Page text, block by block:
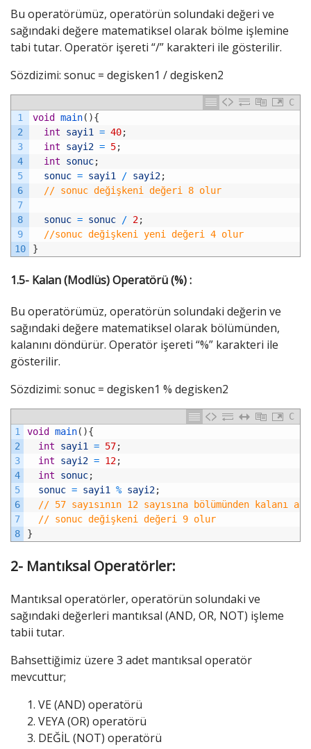
Bu operatörümüz, operatörün solundaki değeri ve
sağındaki değere matematiksel olarak bölme işlemine
tabi tutar. Operatör işereti “/” karakteri ile gösterilir.
Sözdizimi: sonuc = degisken1 / degisken2
C
1
2
3
4
5
6
7
8
9
10
void main( ){
int
sayi1 = 40;
int
sayi2 = 5;
int
sonuc;
sonuc = sayi1 / sayi2;
// sonuc değişkeni değeri 8 olur
sonuc = sonuc / 2;
//sonuc değişkeni yeni değeri 4 olur
}
1.5- Kalan (Modlüs) Operatörü (%) :
Bu operatörümüz, operatörün solundaki değerin ve
sağındaki değere matematiksel olarak bölümünden,
kalanını döndürür. Operatör işereti “%” karakteri ile
gösterilir.
Sözdizimi: sonuc = degisken1 % degisken2
C
1
2
3
4
5
6
7
8
void main( ){
int
sayi1 = 57;
int
sayi2 = 12;
int
sonuc;
sonuc = sayi1 % sayi2;
// 57 sayısının 12 sayısına bölümünden kalanı
// sonuc değişkeni değeri 9 olur
}
2- Mantıksal Operatörler:
Mantıksal operatörler, operatörün solundaki ve
sağındaki değerleri mantıksal (AND, OR, NOT) işleme
tabii tutar.
Bahsettiğimiz üzere 3 adet mantıksal operatör
mevcuttur;
VE (AND) operatörü
VEYA (OR) operatörü
DEĞİL (NOT) operatörü